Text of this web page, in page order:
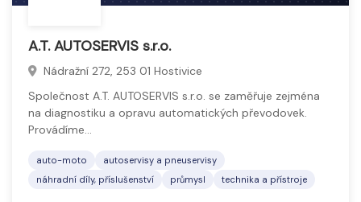
A.T. AUTOSERVIS s.r.o.
Nádražní 272, 253 01 Hostivice
Společnost A.T. AUTOSERVIS s.r.o. se zaměřuje zejména
na diagnostiku a opravu automatických převodovek.
Provádíme…
auto-moto
autoservisy a pneuservisy
náhradní díly, příslušenství
průmysl technika a přístroje